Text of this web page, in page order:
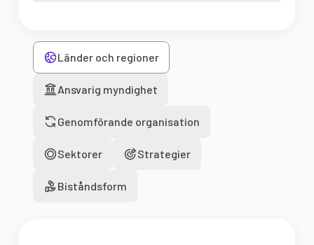
Länder och regioner
Ansvarig myndighet
Genomförande organisation
Sektorer Strategier
Biståndsform